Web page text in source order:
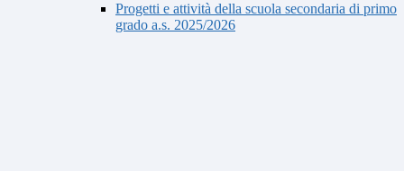
Progetti e attività della scuola secondaria di primo
grado a.s. 2025/2026